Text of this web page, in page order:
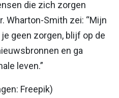
die zich zorgen
Wharton-Smith zei: “Mijn
geen zorgen, blijf op de
en ga
leven.”
Freepik)